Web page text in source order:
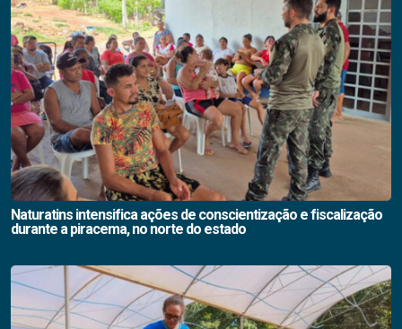
Naturatins intensifica ações de conscientização e fiscalização
durante a piracema, no norte do estado